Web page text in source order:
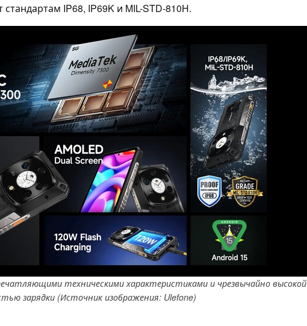
стандартам IP68, IP69K и MIL-STD-810H.
техническими характеристиками и чрезвычайно высокой
зарядки (Источник изображения: Ulefone)